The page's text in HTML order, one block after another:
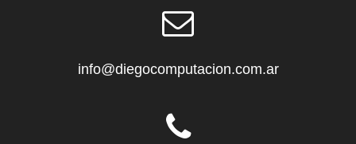
info@diegocomputacion.com.ar